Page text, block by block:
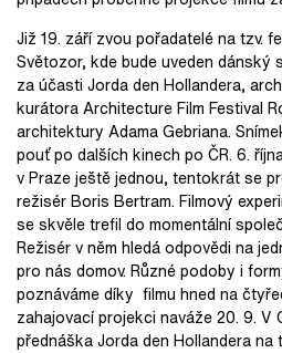
Již 19. září zvou pořadatelé na tzv.
Světozor, kde bude uveden dánský
za účasti Jorda den Hollandera,
kurátora Architecture Film Festival
architektury Adama Gebriana.
pouť po dalších kinech po ČR. 6.
v Praze ještě jednou, tentokrát se
režisér Boris Bertram. Filmový
se skvěle trefil do momentální
Režisér v něm hledá odpovědi na
pro nás domov. Různé podoby i
poznáváme díky filmu hned na
zahajovací projekci naváže 20. 9. V
přednáška Jorda den Hollandera na